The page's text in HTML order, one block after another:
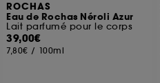
ROCHAS
Eau de Rochas Néroli Azur
Lait parfumé pour le corps
39,00€
7,80€ / 100ml